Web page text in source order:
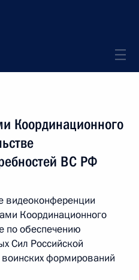
Координационного
ВС РФ
видеоконференции
Координационного
по обеспечению
Сил Российской
формирований